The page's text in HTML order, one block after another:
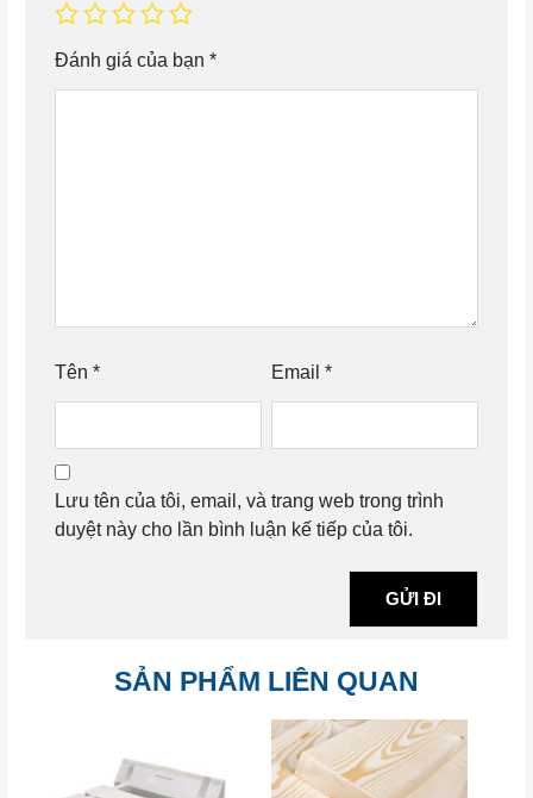
Đánh giá của bạn *
Tên * Email *
Lưu tên của tôi, email, và trang web trong trình
duyệt này cho lần bình luận kế tiếp của tôi.
SẢN PHẨM LIÊN QUAN